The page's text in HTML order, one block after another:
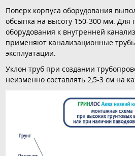
Поверх корпуса оборудования
обсыпка на высоту 150-300 мм. Для
оборудования к внутренней
применяют канализационные
эксплуатации.
Уклон труб при создании
неизменно составлять 2,5-3 см на